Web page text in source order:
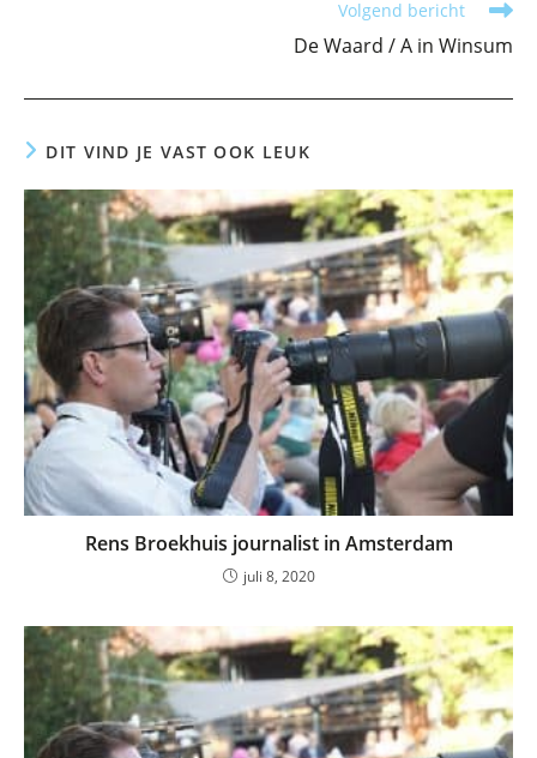
Volgend bericht
De Waard / A in Winsum
DIT VIND JE VAST OOK LEUK
Rens Broekhuis journalist in Amsterdam
juli 8, 2020